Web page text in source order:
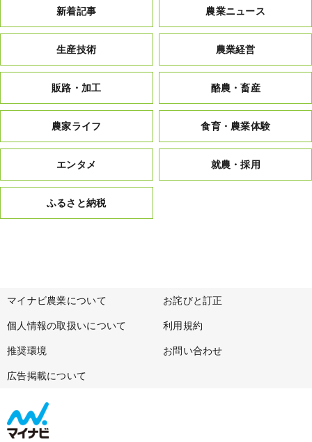
新着記事 農業ニュース
生産技術 農業経営
販路・加工 酪農・畜産
農家ライフ 食育・農業体験
エンタメ 就農・採用
ふるさと納税
マイナビ農業について お詫びと訂正
個人情報の取扱いについて 利用規約
推奨環境 お問い合わせ
広告掲載について